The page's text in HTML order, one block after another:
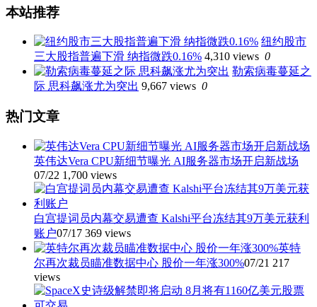
章
本站推荐
纽约股市
三大股指普遍下滑 纳指微跌0.16% 4,310 views 0
勒索病毒蔓延之
际 思科飙涨尤为突出 9,667 views 0
热门文章
英伟达Vera CPU新细节曝光 AI服务器市场开启新战场
07/22 1,700 views
白宫提词员内幕交易遭查 Kalshi平台冻结其9万美元获利
账户07/17 369 views
英特
尔再次裁员瞄准数据中心 股价一年涨300%07/21 217
views